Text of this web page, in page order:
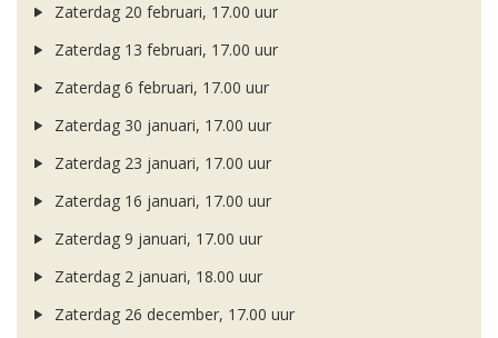
Zaterdag 20 februari, 17.00 uur
Zaterdag 13 februari, 17.00 uur
Zaterdag 6 februari, 17.00 uur
Zaterdag 30 januari, 17.00 uur
Zaterdag 23 januari, 17.00 uur
Zaterdag 16 januari, 17.00 uur
Zaterdag 9 januari, 17.00 uur
Zaterdag 2 januari, 18.00 uur
Zaterdag 26 december, 17.00 uur